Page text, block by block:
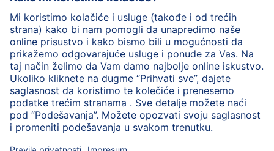
HiPP mlečna hrana
HiPP hrana za bebe
HiPP Deca
HiPP nega HiPP trudnoća
Zaštita privatnosti
Uslovi korišćenja
Impresum
O HiPP Kontakt